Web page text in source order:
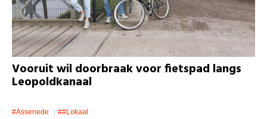
Vooruit wil doorbraak voor fietspad langs
Leopoldkanaal
#assenede
##lokaal